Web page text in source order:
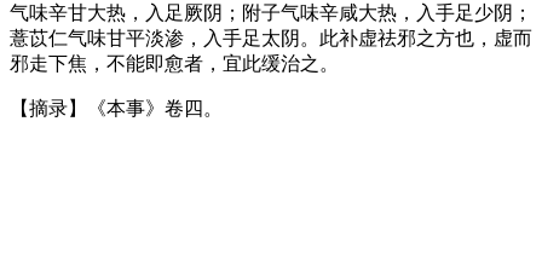
气味辛甘大热，入足厥阴；附子气味辛咸大热，入手足少阴；
薏苡仁气味甘平淡渗，入手足太阴。此补虚祛邪之方也，虚而
邪走下焦，不能即愈者，宜此缓治之。
【摘录】《本事》卷四。